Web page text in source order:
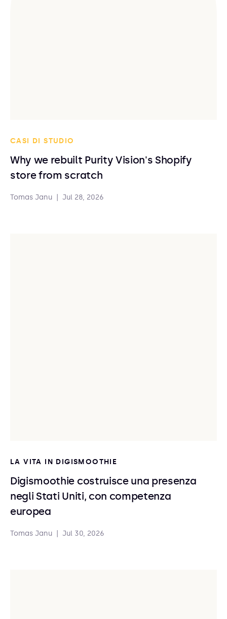
CASI DI STUDIO
Why we rebuilt Purity Vision's Shopify
store from scratch
Tomas Janu Jul 28, 2026
LA VITA IN DIGISMOOTHIE
Digismoothie costruisce una presenza
negli Stati Uniti, con competenza
europea
Tomas Janu Jul 30, 2026